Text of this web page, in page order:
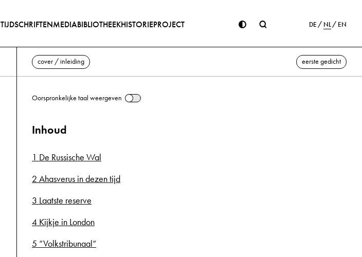
TIJDSCHRIFTENMEDIABIBLIOTHEEKHISTORIEPROJECT DE NL EN
cover / inleiding eerste gedicht
Oorspronkelijke taal weergeven
Inhoud
1 De Russische Wal
2 Ahasverus in dezen tijd
3 Laatste reserve
4 Kijkje in London
5 “Volkstribunaal“